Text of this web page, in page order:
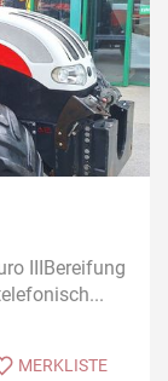
IIIBereifung
MERKLISTE